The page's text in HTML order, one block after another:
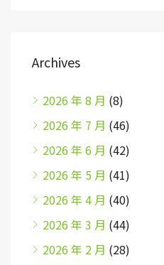
Archives
2026 年 8 月 (8)
2026 年 7 月 (46)
2026 年 6 月 (42)
2026 年 5 月 (41)
2026 年 4 月 (40)
2026 年 3 月 (44)
2026 年 2 月 (28)